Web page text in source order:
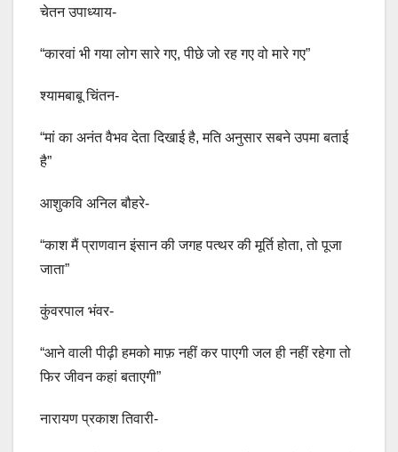
चेतन उपाध्याय-
“कारवां भी गया लोग सारे गए, पीछे जो रह गए वो मारे गए”
श्यामबाबू चिंतन-
“मां का अनंत वैभव देता दिखाई है, मति अनुसार सबने उपमा बताई
है”
आशुकवि अनिल बौहरे-
“काश मैं प्राणवान इंसान की जगह पत्थर की मूर्ति होता, तो पूजा
जाता”
कुंवरपाल भंवर-
“आने वाली पीढ़ी हमको माफ़ नहीं कर पाएगी जल ही नहीं रहेगा तो
फिर जीवन कहां बताएगी”
नारायण प्रकाश तिवारी-